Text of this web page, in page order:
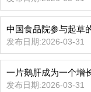
发布日期:2026-03-31
发布日期:2026-03-31